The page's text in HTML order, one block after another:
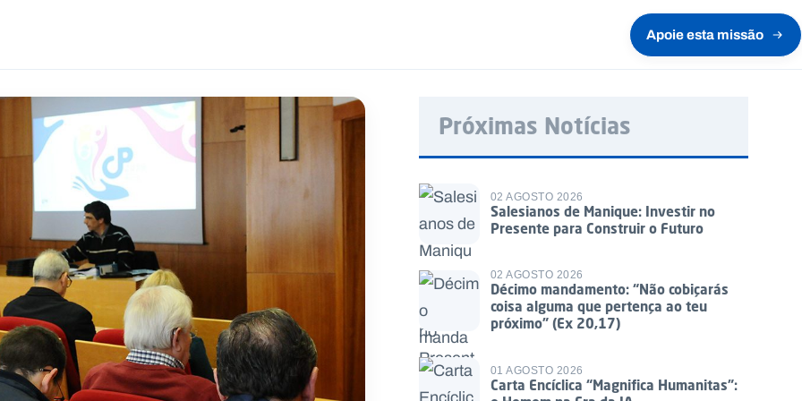
Apoie esta missão
Próximas Notícias
02 AGOSTO 2026
Salesianos de Manique: Investir no
Presente para Construir o Futuro
02 AGOSTO 2026
Décimo mandamento: “Não cobiçarás
coisa alguma que pertença ao teu
próximo” (Ex 20,17)
01 AGOSTO 2026
Carta Encíclica “Magnifica Humanitas”: